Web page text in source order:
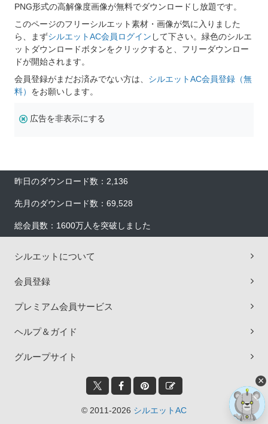
PNG形式の高解像度画像が無料でダウンロードし放題です。
このページのフリーシルエット素材・画像が気に入りました
ら、まずシルエットAC会員ログイン して下さい。緑色のシルエ
ットダウンロードボタンをクリックすると、フリーダウンロー
ドが開始されます。
会員登録がまだお済みでない方は、 シルエットAC会員登録（無
料） をお願いします。
広告を非表示にする
昨日のダウンロード数：2,136
先月のダウンロード数：69,528
総会員数：1600万人を突破しました
シルエットについて
会員登録
プレミアム会員サービス
ヘルプ＆ガイド
グループサイト
© 2011-2026 シルエットAC
×